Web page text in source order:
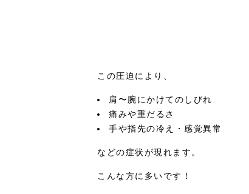
この圧迫により、
肩〜腕にかけてのしびれ
痛みや重だるさ
手や指先の冷え・感覚異常
などの症状が現れます。
こんな方に多いです！